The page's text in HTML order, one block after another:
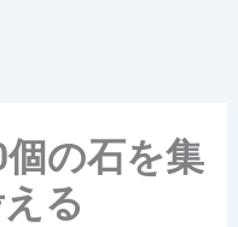
個の石を集
る